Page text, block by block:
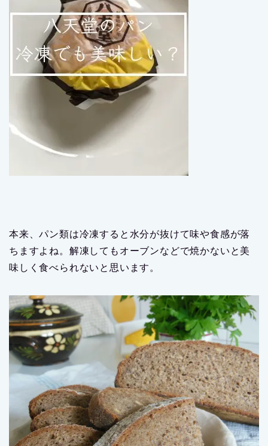
本来、パン類は冷凍すると水分が抜けて味や食感が落
ちますよね。解凍してもオーブンなどで焼かないと美
味しく食べられないと思います。